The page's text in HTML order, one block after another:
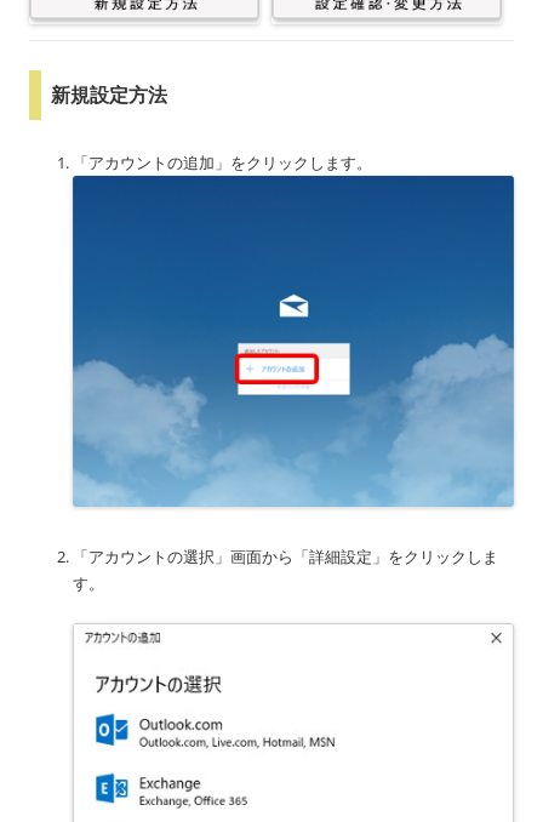
新規設定方法
「アカウントの追加」をクリックします。
「アカウントの選択」画面から「詳細設定」をクリックしま
す。